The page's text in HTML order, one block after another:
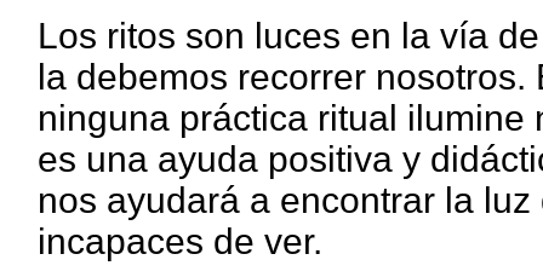
Los ritos son luces en la vía
la debemos recorrer
ninguna práctica ritual
es una ayuda positiva y
nos ayudará a encontrar la
incapaces de ver.